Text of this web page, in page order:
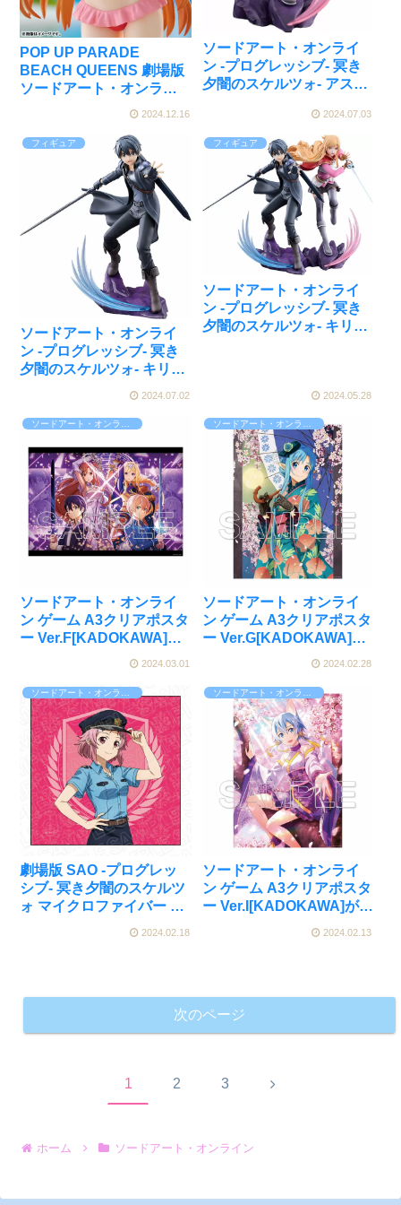
POP UP PARADE
BEACH QUEENS 劇場版
ソードアート・オンライ
ン -プログレッシブ- 冥き
[グッドスマイルカンパニ
ー]が予約受付開始
2024.12.16
ソードアート・オンライ
ン -プログレッシブ- 冥き
夕闇のスケルツォ- アスナ
[ENSOUTOYS]が予約受
付開始
2024.07.03
フィギュア
ソードアート・オンライ
ン -プログレッシブ- 冥き
夕闇のスケルツォ- キリト
[ENSOUTOYS]が予約受
付開始
2024.07.02
フィギュア
ソードアート・オンライ
ン -プログレッシブ- 冥き
夕闇のスケルツォ- キリト
2024.05.28
ソードアート・オンライン
ソードアート・オンライ
ン ゲーム A3クリアポスタ
ー Ver.F[KADOKAWA]が
2024.03.01
ソードアート・オンライン
ソードアート・オンライ
ン ゲーム A3クリアポスタ
ー Ver.G[KADOKAWA]が
2024.02.28
劇場版 SAO -プログレッ
シブ- 冥き夕闇のスケルツ
ォ マイクロファイバー リ
ズベット 怪盗/警察 ver.[コ
ンテンツシード]が好評発
2024.02.18
ソードアート・オンライ
ン ゲーム A3クリアポスタ
ー Ver.I[KADOKAWA]が好
2024.02.13
次のページ
1 2 3 次
ホーム ソードアート・オンライン